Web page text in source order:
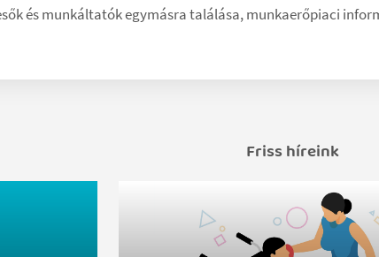
és munkáltatók egymásra találása, munkaerőpiaci
Friss híreink